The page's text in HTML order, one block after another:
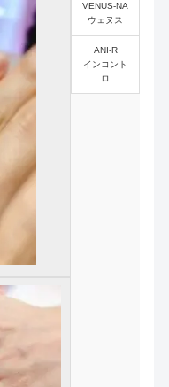
VENUS-NA
ウェヌス
ANI-R
インコント
ロ